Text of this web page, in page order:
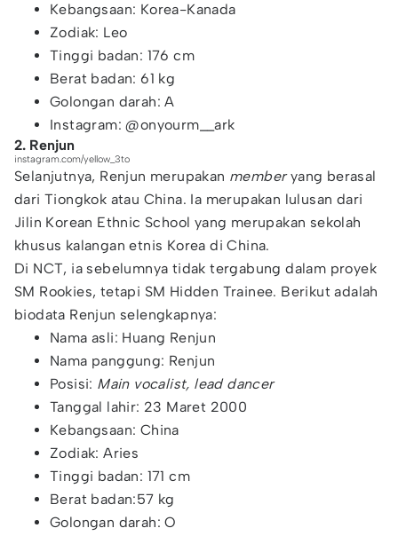
Kebangsaan: Korea-Kanada
Zodiak: Leo
Tinggi badan: 176 cm
Berat badan: 61 kg
Golongan darah: A
Instagram: @onyourm__ark
2. Renjun
instagram.com/yellow_3to
Selanjutnya, Renjun merupakan memberyang berasal
dari Tiongkok atau China. Ia merupakan lulusan dari
Jilin Korean Ethnic School yang merupakan sekolah
khusus kalangan etnis Korea di China.
Di NCT, ia sebelumnya tidak tergabung dalam proyek
SM Rookies, tetapi SM Hidden Trainee. Berikut adalah
biodata Renjun selengkapnya:
Nama asli: Huang Renjun
Nama panggung: Renjun
Posisi: Main vocalist, lead dancer
Tanggal lahir: 23 Maret 2000
Kebangsaan: China
Zodiak: Aries
Tinggi badan: 171 cm
Berat badan:57 kg
Golongan darah: O